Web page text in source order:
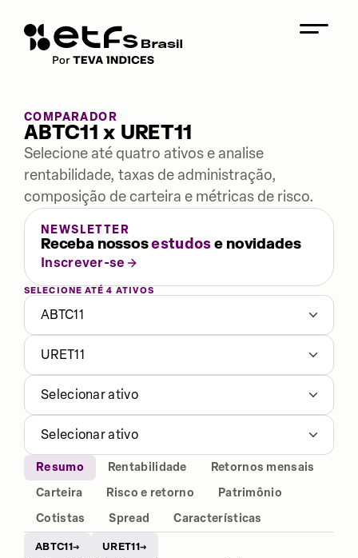
COMPARADOR
ABTC11 x URET11
Selecione até quatro ativos e analise
rentabilidade, taxas de administração,
composição de carteira e métricas de risco.
NEWSLETTER
Receba nossosestudose novidades
Inscrever-se
SELECIONE ATÉ 4 ATIVOS
ABTC11
URET11
Selecionar ativo
Selecionar ativo
Resumo Rentabilidade
Retornos mensais
Carteira
Risco e retorno
Patrimônio
Cotistas
Spread Características
ABTC11→ URET11→